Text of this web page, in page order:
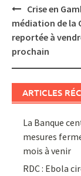
Post
navigation
Crise en
médiation de la
reportée à
prochain
ARTICLES
La Banque
mesures
mois à venir
RDC : Ebola